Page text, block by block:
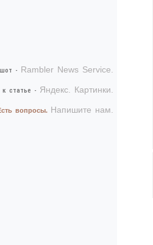
- Rambler News Service.
к статье - Яндекс. Картинки.
вопросы. Напишите нам.